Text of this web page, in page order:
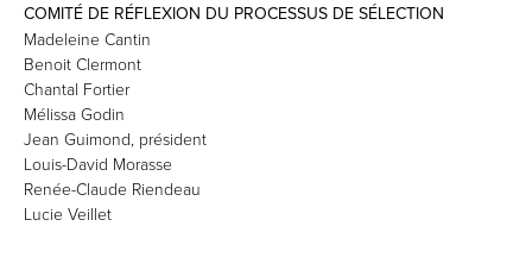
COMITÉ DE RÉFLEXION DU PROCESSUS DE SÉLECTION
Madeleine Cantin
Benoit Clermont
Chantal Fortier
Mélissa Godin
Jean Guimond, président
Louis-David Morasse
Renée-Claude Riendeau
Lucie Veillet